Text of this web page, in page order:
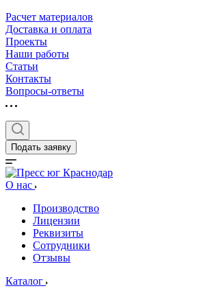
Расчет материалов
Доставка и оплата
Проекты
Наши работы
Статьи
Контакты
Вопросы-ответы
Подать заявку
О нас
Производство
Лицензии
Реквизиты
Сотрудники
Отзывы
Каталог